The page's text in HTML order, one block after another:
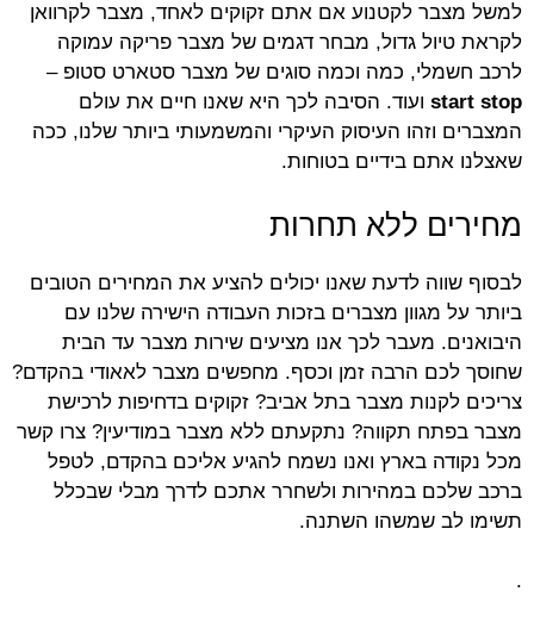
למשל מצבר לקטנוע אם אתם זקוקים לאחד, מצבר לקרוואן
לקראת טיול גדול, מבחר דגמים של מצבר פריקה עמוקה
לרכב חשמלי, כמה וכמה סוגים של מצבר סטארט סטופ –
start stop ועוד. הסיבה לכך היא שאנו חיים את עולם
המצברים וזהו העיסוק העיקרי והמשמעותי ביותר שלנו, ככה
שאצלנו אתם בידיים בטוחות.
מחירים ללא תחרות
לבסוף שווה לדעת שאנו יכולים להציע את המחירים הטובים
ביותר על מגוון מצברים בזכות העבודה הישירה שלנו עם
היבואנים. מעבר לכך אנו מציעים שירות מצבר עד הבית
שחוסך לכם הרבה זמן וכסף. מחפשים מצבר לאאודי בהקדם?
צריכים לקנות מצבר בתל אביב? זקוקים בדחיפות לרכישת
מצבר בפתח תקווה? נתקעתם ללא מצבר במודיעין? צרו קשר
מכל נקודה בארץ ואנו נשמח להגיע אליכם בהקדם, לטפל
ברכב שלכם במהירות ולשחרר אתכם לדרך מבלי שבכלל
תשימו לב שמשהו השתנה.
.